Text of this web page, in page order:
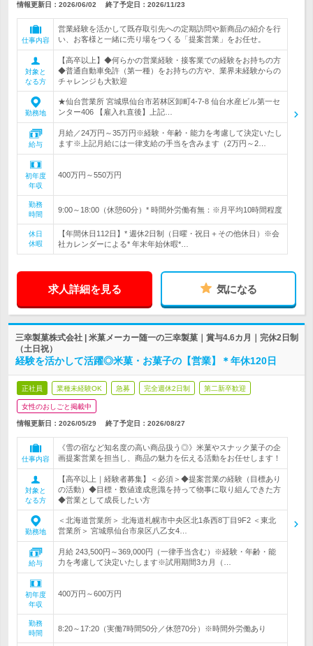
情報更新日：2026/06/02 終了予定日： 2026/11/23
仕事内容
営業経験を活かして既存取引先への定期訪問や新商品の紹介を行
い、お客様と一緒に売り場をつくる「提案営業」をお任せ。
対象と
なる方
【高卒以上】◆何らかの営業経験・接客業での経験をお持ちの方
◆普通自動車免許（第一種）をお持ちの方や、業界未経験からの
チャレンジも大歓迎
勤務地
★仙台営業所 宮城県仙台市若林区卸町4-7-8 仙台水産ビル第一セ
ンター406 【雇入れ直後】上記…
給与
月給／24万円～35万円※経験・年齢・能力を考慮して決定いたし
ます※上記月給には一律支給の手当を含みます（2万円～2…
初年度
年収
400万円～550万円
勤務
時間
9:00～18:00（休憩60分）* 時間外労働有無：※月平均10時間程度
休日
休暇
【年間休日112日】* 週休2日制（日曜・祝日＋その他休日）※会
社カレンダーによる* 年末年始休暇*…
求人詳細を見る 気になる
三幸製菓株式会社 | 米菓メーカー随一の三幸製菓｜賞与4.6カ月｜完休2日制
（土日祝）
経験を活かして活躍◎米菓・お菓子の【営業】＊年休120日
正社員 業種未経験OK 急募 完全週休2日制 第二新卒歓迎
女性のおしごと掲載中
情報更新日：2026/05/29 終了予定日： 2026/08/27
仕事内容
《雪の宿など知名度の高い商品扱う◎》米菓やスナック菓子の企
画提案営業を担当し、商品の魅力を伝える活動をお任せします！
対象と
なる方
【高卒以上｜経験者募集】＜必須＞◆提案営業の経験（目標あり
の活動）◆目標・数値達成意識を持って物事に取り組んできた方
◆営業として成長したい方
勤務地
＜北海道営業所＞ 北海道札幌市中央区北1条西8丁目9F2 ＜東北
営業所＞ 宮城県仙台市泉区八乙女4…
給与
月給 243,500円～369,000円（一律手当含む）※経験・年齢・能
力を考慮して決定いたします※試用期間3カ月（…
初年度
年収
400万円～600万円
勤務
時間
8:20～17:20（実働7時間50分／休憩70分）※時間外労働あり